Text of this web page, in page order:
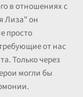
в отношениях с
Лиза" он
просто
от нас
Только через
могли бы